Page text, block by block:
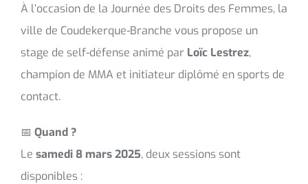
À l’occasion de la Journée des Droits des Femmes, la
ville de Coudekerque-Branche vous propose un
stage de self-défense animé par Loïc Lestrez,
champion de MMA et initiateur diplômé en sports de
contact.
📅 Quand ?
Le samedi 8 mars 2025, deux sessions sont
disponibles :